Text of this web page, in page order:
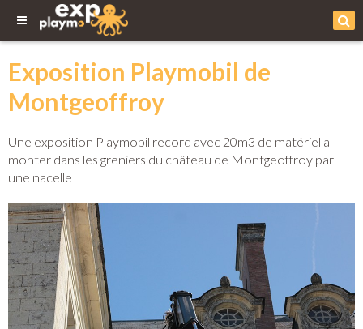
Exposition Playmobil de
Montgeoffroy
Une exposition Playmobil record avec 20m3 de matériel a
monter dans les greniers du château de Montgeoffroy par
une nacelle